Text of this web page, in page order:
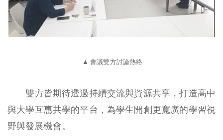
▲ 會議雙方討論熱絡
雙方皆期待透過持續交流與資源共享，打造高中
與大學互惠共學的平台，為學生開創更寬廣的學習視
野與發展機會。